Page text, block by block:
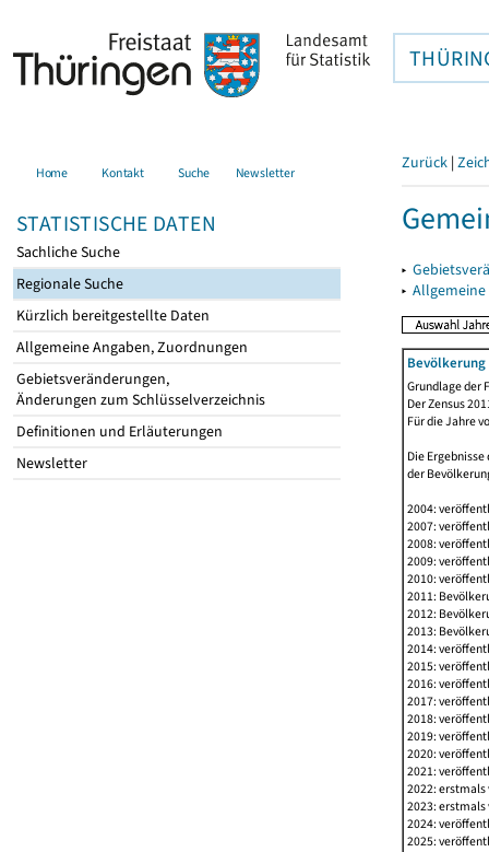
Home Kontakt Suche Newsletter
STATISTISCHE DATEN
Sachliche Suche
Regionale Suche
Kürzlich bereitgestellte Daten
Allgemeine Angaben, Zuordnungen
Gebietsveränderungen,
Änderungen zum Schlüsselverzeichnis
Definitionen und Erläuterungen
Newsletter
Zurück |
▸
▸
Grundlage der
Der Zensus
Für die Jahre
Die
der
2004:
2007:
2008:
2009:
2010:
2011:
2012:
2013:
2014:
2015:
2016:
2017:
2018:
2019:
2020:
2021:
2022:
2023:
2024:
2025: